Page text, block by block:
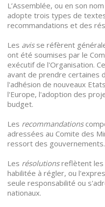
L’Assemblée, ou en son
adopte trois types de
recommandations et des
Les avisse réfèrent
ont été soumises par le
exécutif de l'Organisation.
avant de prendre certaines
l'adhésion de nouveaux
l'Europe, l'adoption des
budget.
Les recommandations
adressées au Comite des
ressort des gouvernements.
Les résolutionsreflètent les
habilitée à régler, ou
seule responsabilité ou
nationaux.